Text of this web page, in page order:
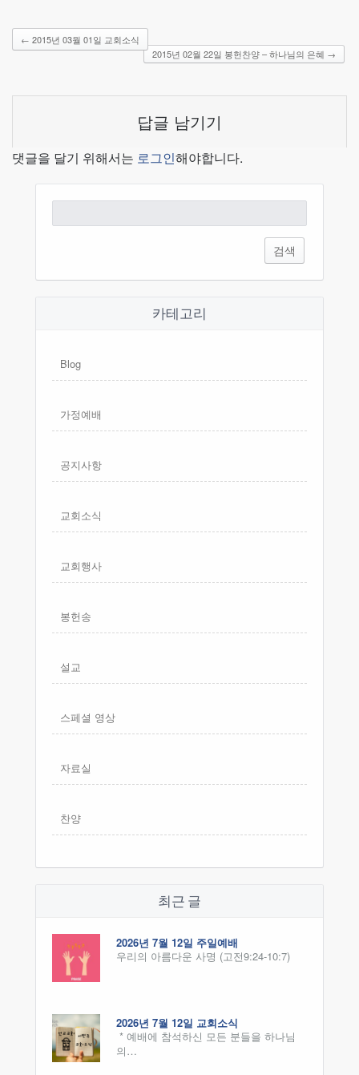
← 2015년 03월 01일 교회소식
2015년 02월 22일 봉헌찬양 – 하나님의 은혜 →
답글 남기기
댓글을 달기 위해서는 로그인해야합니다.
색:
카테고리
Blog
가정예배
공지사항
교회소식
교회행사
봉헌송
설교
스페셜 영상
자료실
찬양
최근 글
2026년 7월 12일 주일예배
우리의 아름다운 사명 (고전9:24-10:7)
2026년 7월 12일 교회소식
* 예배에 참석하신 모든 분들을 하나님
의…